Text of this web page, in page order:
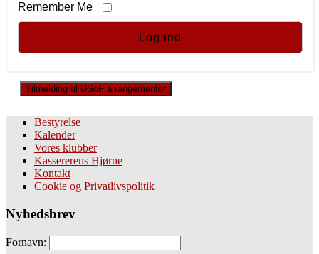
Remember Me
Tilmelding til DSoF arrangementer
Bestyrelse
Kalender
Vores klubber
Kassererens Hjørne
Kontakt
Cookie og Privatlivspolitik
Nyhedsbrev
Fornavn: